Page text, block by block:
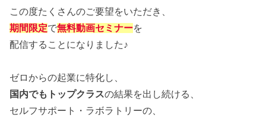
この度たくさんのご要望をいただき、
期間限定で無料動画セミナーを
配信することになりました♪
ゼロからの起業に特化し、
国内でもトップクラスの結果を出し続ける、
セルフサポート・ラボラトリーの、